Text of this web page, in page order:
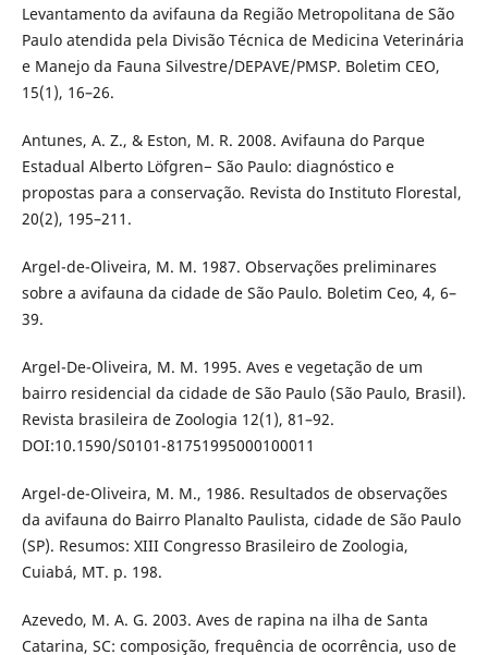
Levantamento da avifauna da Região Metropolitana de São
Paulo atendida pela Divisão Técnica de Medicina Veterinária
e Manejo da Fauna Silvestre/DEPAVE/PMSP. Boletim CEO,
15(1), 16–26.
Antunes, A. Z., & Eston, M. R. 2008. Avifauna do Parque
Estadual Alberto Löfgren− São Paulo: diagnóstico e
propostas para a conservação. Revista do Instituto Florestal,
20(2), 195–211.
Argel-de-Oliveira, M. M. 1987. Observações preliminares
sobre a avifauna da cidade de São Paulo. Boletim Ceo, 4, 6–
39.
Argel-De-Oliveira, M. M. 1995. Aves e vegetação de um
bairro residencial da cidade de São Paulo (São Paulo, Brasil).
Revista brasileira de Zoologia 12(1), 81–92.
DOI:10.1590/S0101-81751995000100011
Argel-de-Oliveira, M. M., 1986. Resultados de observações
da avifauna do Bairro Planalto Paulista, cidade de São Paulo
(SP). Resumos: XIII Congresso Brasileiro de Zoologia,
Cuiabá, MT. p. 198.
Azevedo, M. A. G. 2003. Aves de rapina na ilha de Santa
Catarina, SC: composição, frequência de ocorrência, uso de